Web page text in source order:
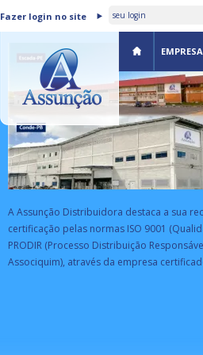
Fazer login no site
EMPRESA
ASSUNÇÃO DISTRIBUIDORA É
CERTIFICADA PELA BSI
A Assunção Distribuidora destaca a sua
certificação pelas normas ISO 9001
PRODIR (Processo Distribuição
Associquim), através da empresa